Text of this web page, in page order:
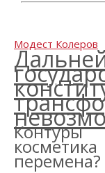
Модест Колеров
перемена?